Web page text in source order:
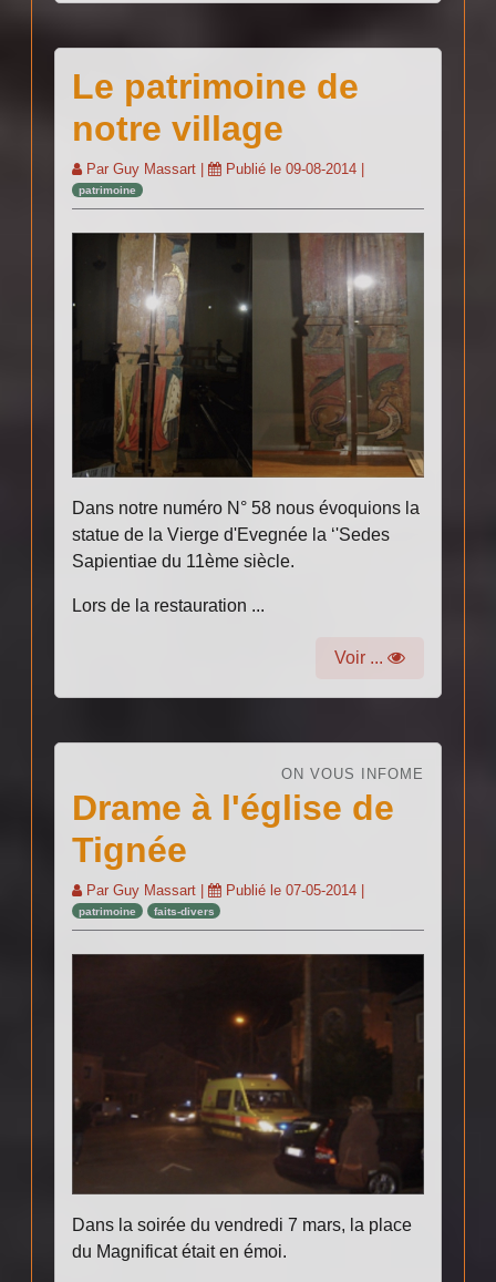
Le patrimoine de
notre village
ParGuy Massart | Publié le09-08-2014
patrimoine
Dans notre numéro N° 58 nous évoquions la
statue de la Vierge d'Evegnée la ‘'Sedes
Sapientiae du 11ème siècle.
Lors de la restauration ...
Voir ...
ON VOUS INFOME
Drame à l'église de
Tignée
ParGuy Massart | Publié le07-05-2014 |
patrimoine faits-divers
Dans la soirée du vendredi 7 mars, la place
du Magnificat était en émoi.